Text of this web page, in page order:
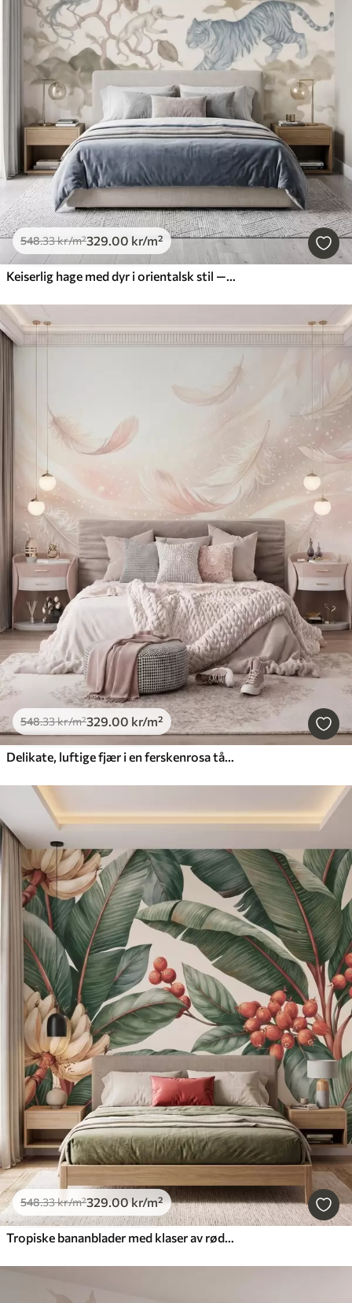
548.33kr/m²329.00 kr/m²
Keiserlig hage med dyr i orientalsk stil — ape, leopard, tiger, påfugl og hegre
548.33kr/m²329.00 kr/m²
Delikate, luftige fjær i en ferskenrosa tåke med glans
548.33kr/m²329.00kr/m²
Tropiske bananblader med klaser av røde kaffebær, i akvarellstil